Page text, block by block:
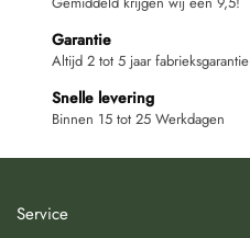
Garantie
Altijd 2 tot 5 jaar fabrieksgarantie
Snelle levering
Binnen 15 tot 25 Werkdagen
Service